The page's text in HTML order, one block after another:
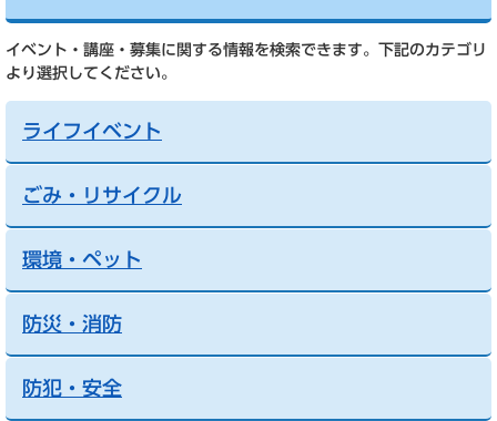
イベント・講座・募集に関する情報を検索できます。下記のカテゴリ
より選択してください。
ライフイベント
ごみ・リサイクル
環境・ペット
防災・消防
防犯・安全